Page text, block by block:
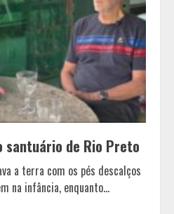
santuário de Rio Preto
a terra com os pés descalços
na infância, enquanto...